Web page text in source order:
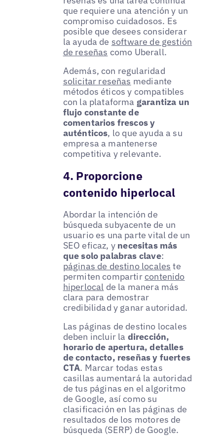
que requiere una atención y un
compromiso cuidadosos. Es
posible que desees considerar
la ayuda de software de gestión
de reseñas como Uberall.
Además, con regularidad
solicitar reseñas mediante
métodos éticos y compatibles
con la plataforma garantiza un
flujo constante de
comentarios frescos y
auténticos, lo que ayuda a su
empresa a mantenerse
competitiva y relevante.
4. Proporcione
contenido hiperlocal
Abordar la intención de
búsqueda subyacente de un
usuario es una parte vital de un
SEO eficaz, y necesitas más
que solo palabras clave:
páginas de destino locales te
permiten compartircontenido
hiperlocal de la manera más
clara para demostrar
credibilidad y ganar autoridad.
Las páginas de destino locales
deben incluir la dirección,
horario de apertura, detalles
de contacto, reseñas y fuertes
CTA. Marcar todas estas
casillas aumentará la autoridad
de tus páginas en el algoritmo
de Google, así como su
clasificación en las páginas de
resultados de los motores de
búsqueda (SERP) de Google.